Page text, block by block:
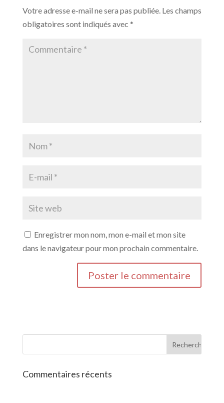
Votre adresse e-mail ne sera pas publiée. Les champs
obligatoires sont indiqués avec *
Enregistrer mon nom, mon e-mail et mon site
dans le navigateur pour mon prochain commentaire.
Commentaires récents